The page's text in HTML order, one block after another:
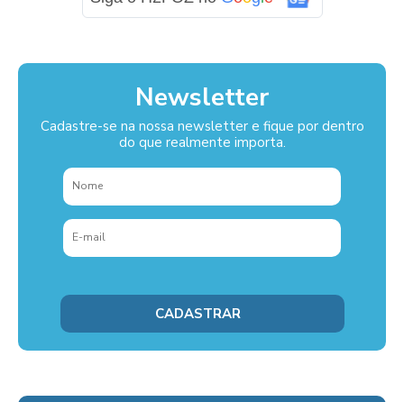
Newsletter
Cadastre-se na nossa newsletter e fique por dentro
do que realmente importa.